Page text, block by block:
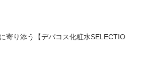
寄り添う【デパコス化粧水SELECTIO